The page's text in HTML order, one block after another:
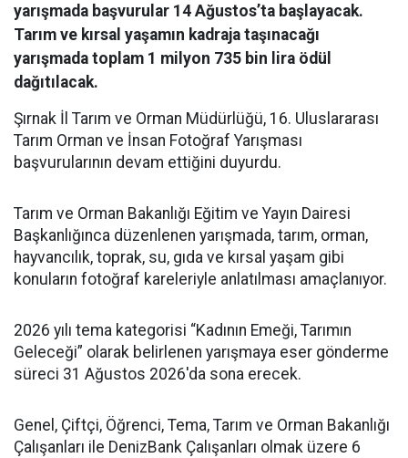
yarışmada başvurular 14 Ağustos’ta başlayacak.
Tarım ve kırsal yaşamın kadraja taşınacağı
yarışmada toplam 1 milyon 735 bin lira ödül
dağıtılacak.
Şırnak İl Tarım ve Orman Müdürlüğü, 16. Uluslararası
Tarım Orman ve İnsan Fotoğraf Yarışması
başvurularının devam ettiğini duyurdu.
Tarım ve Orman Bakanlığı Eğitim ve Yayın Dairesi
Başkanlığınca düzenlenen yarışmada, tarım, orman,
hayvancılık, toprak, su, gıda ve kırsal yaşam gibi
konuların fotoğraf kareleriyle anlatılması amaçlanıyor.
2026 yılı tema kategorisi “Kadının Emeği, Tarımın
Geleceği” olarak belirlenen yarışmaya eser gönderme
süreci 31 Ağustos 2026'da sona erecek.
Genel, Çiftçi, Öğrenci, Tema, Tarım ve Orman Bakanlığı
Çalışanları ile DenizBank Çalışanları olmak üzere 6